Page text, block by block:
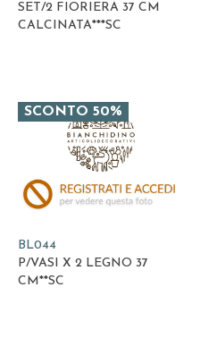
SET/2 FIORIERA 37 CM
CALCINATA***SC
BL044
P/VASI X 2 LEGNO 37
CM**SC
SCONTO 50%